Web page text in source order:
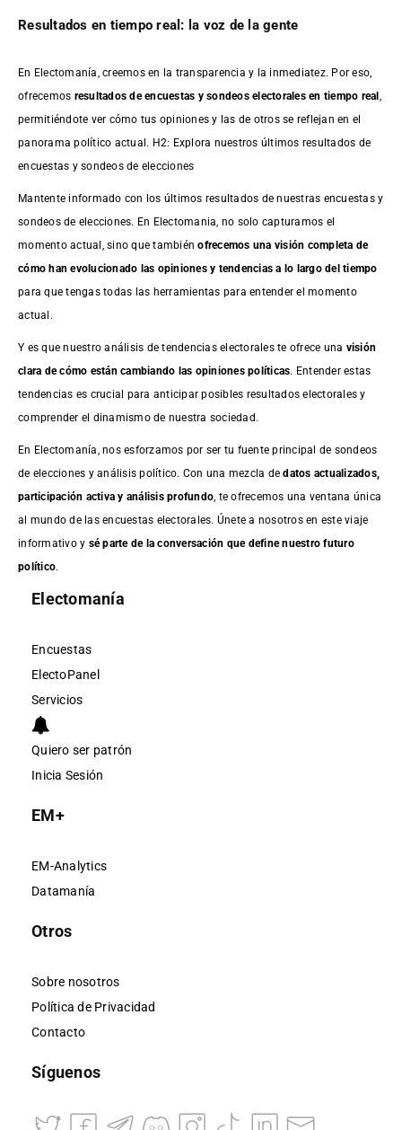
Resultados en tiempo real: la voz de la gente
En Electomanía, creemos en la transparencia y la inmediatez. Por eso,
ofrecemos resultados deencuestas y sondeos electorales en tiempo real
permitiéndote ver cómo tus opiniones y las de otros se reflejan en el
panorama político actual. H2: Explora nuestros últimos resultados de
encuestas y sondeos de elecciones
Mantente informado con los últimos resultados de nuestras encuestasy
sondeos de elecciones. En Electomania, no solo capturamos el
momento actual, sino que tambiénofrecemos una visión completa de
cómo han evolucionado las opiniones y tendencias a lo largo del tiempo
para que tengas todas las herramientas para entender el momento
actual.
Y es que nuestro análisis de tendencias electorales te ofrece una visión
clara de cómo están cambiando las opiniones políticas. Entender estas
tendencias es crucial para anticipar posibles resultados electorales y
comprender el dinamismo de nuestra sociedad.
En Electomanía, nos esforzamos por ser tu fuente principal de sondeos
de elecciones y análisis político. Con una mezcla dedatos actualizados,
participación activa y análisis profundo , te ofrecemos una ventana única
al mundo de las encuestas electorales. Únete a nosotros en este viaje
informativo y sé parte de la conversación que define nuestro futuro
político.
Electomanía
Encuestas
ElectoPanel
Servicios
Quiero ser patrón
Inicia Sesión
EM+
EM-Analytics
Datamanía
Otros
Sobre nosotros
Política de Privacidad
Contacto
Síguenos